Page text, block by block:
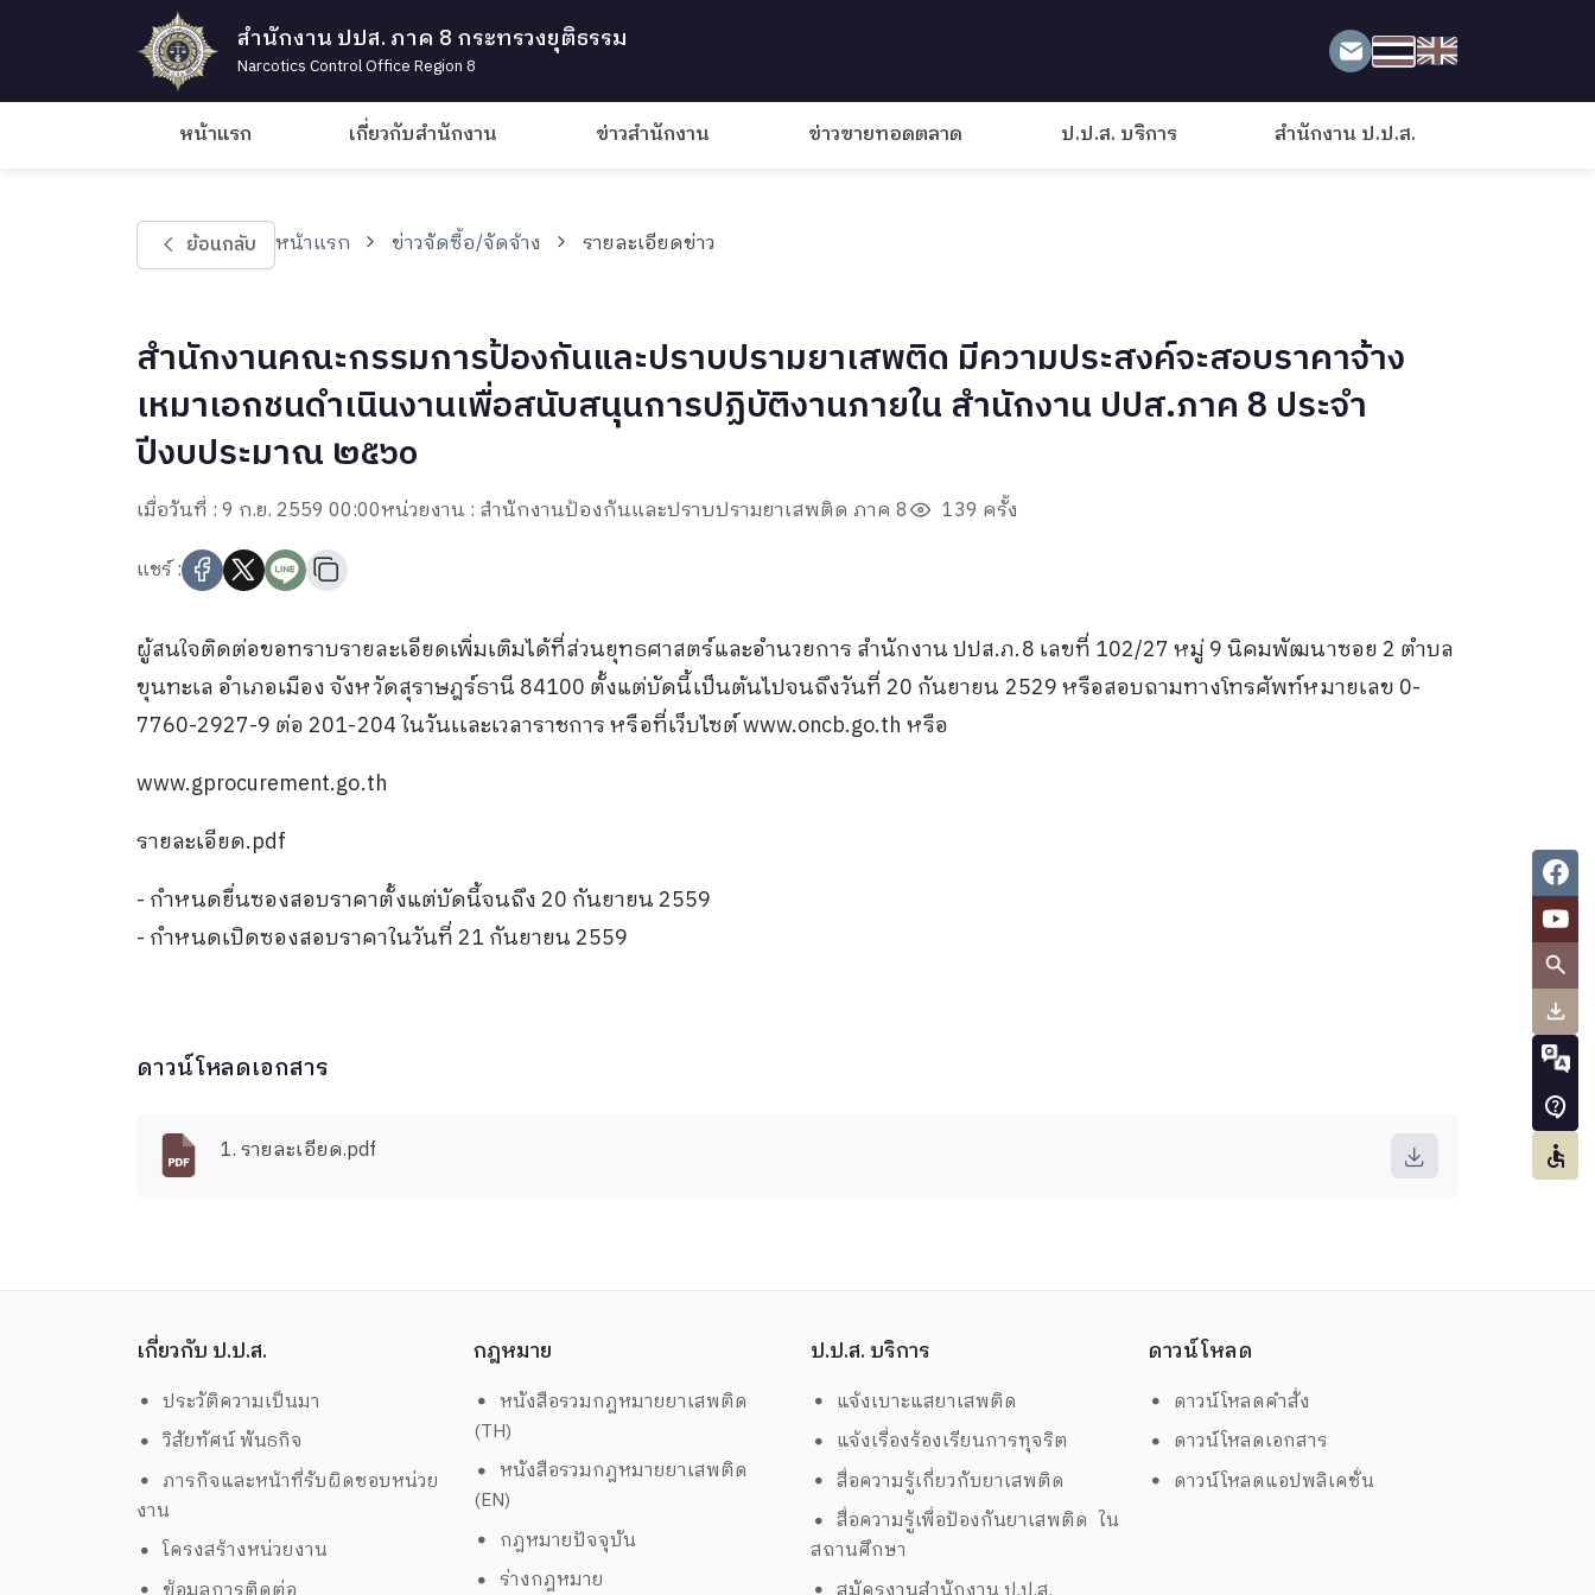
สำนักงาน ปปส. ภาค 8 กระทรวงยุติธรรม
Narcotics Control Office Region 8
หน้าแรก เกี่ยวกับสำนักงาน ข่าวสำนักงาน ข่าวขายทอดตลาด ป.ป.ส. บริการ สำนักงาน ป.ป.ส.
ย้อนกลับ หน้าแรก ข่าวจัดซื้อ/จัดจ้าง รายละเอียดข่าว
สำนักงานคณะกรรมการป้องกันและปราบปรามยาเสพติด มีความประสงค์จะสอบราคาจ้าง
เหมาเอกชนดำเนินงานเพื่อสนับสนุนการปฏิบัติงานภายใน สำนักงาน ปปส.ภาค 8 ประจำ
ปีงบประมาณ ๒๕๖๐
เมื่อวันที่ : 9 ก.ย. 2559 00:00หน่วยงาน : สำนักงานป้องกันและปราบปรามยาเสพติด ภาค 8
139 ครั้ง
แชร์ :
ผู้สนใจติดต่อขอทราบรายละเอียดเพิ่มเติมได้ที่ส่วนยุทธศาสตร์และอำนวยการ สำนักงาน ปปส.ภ.8 เลขที่ 102/27 หมู่ 9 นิคมพัฒนาซอย 2 ตำบล
ขุนทะเล อำเภอเมือง จังหวัดสุราษฎร์ธานี 84100 ตั้งแต่บัดนี้เป็นต้นไปจนถึงวันที่ 20 กันยายน 2529 หรือสอบถามทางโทรศัพท์หมายเลข 0-
7760-2927-9 ต่อ 201-204 ในวันเเละเวลาราชการ หรือที่เว็บไซต์ www.oncb.go.th หรือ
www.gprocurement.go.th
รายละเอียด.pdf
- กำหนดยื่นซองสอบราคาตั้งแต่บัดนี้จนถึง 20 กันยายน 2559
- กำหนดเปิดซองสอบราคาในวันที่ 21 กันยายน 2559
ดาวน์โหลดเอกสาร
1. รายละเอียด.pdf
เกี่ยวกับ ป.ป.ส.
ประวัติความเป็นมา
วิสัยทัศน์ พันธกิจ
ภารกิจและหน้าที่รับผิดชอบหน่วย
งาน
โครงสร้างหน่วยงาน
กฎหมาย
หนังสือรวมกฎหมายยาเสพติด
(TH)
หนังสือรวมกฎหมายยาเสพติด
(EN)
กฎหมายปัจจุบัน
ร่างกฎหมาย
ป.ป.ส. บริการ
แจ้งเบาะแสยาเสพติด
แจ้งเรื่องร้องเรียนการทุจริต
สื่อความรู้เกี่ยวกับยาเสพติด
สื่อความรู้เพื่อป้องกันยาเสพติด ใน
สถานศึกษา
ดาวน์โหลด
ดาวน์โหลดคำสั่ง
ดาวน์โหลดเอกสาร
ดาวน์โหลดแอปพลิเคชั่น